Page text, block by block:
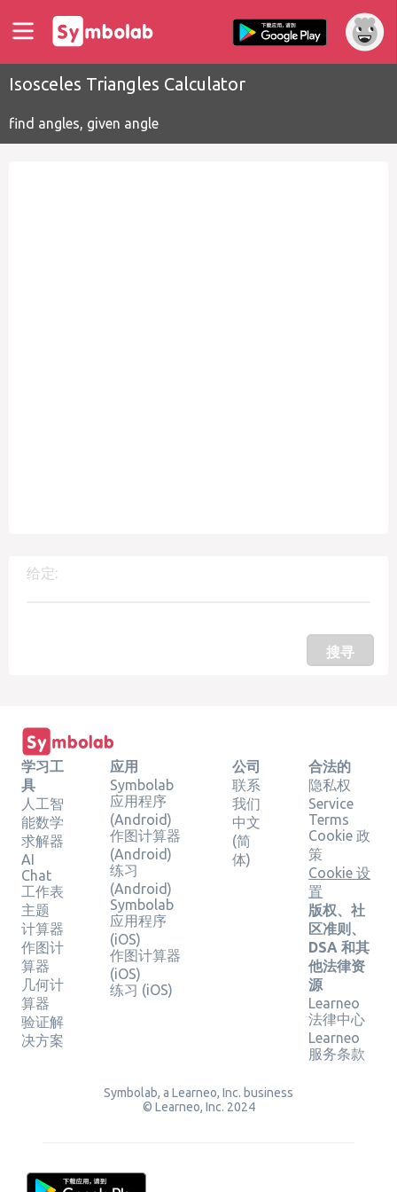
Isosceles Triangles Calculator
find angles, given angle
给定:
搜寻
学习工
具
人工智
能数学
求解器
AI
Chat
工作表
主题
计算器
作图计
算器
几何计
算器
验证解
决方案
应用
Symbolab
应用程序
(Android)
作图计算器
(Android)
练习
(Android)
Symbolab
应用程序
(iOS)
作图计算器
(iOS)
练习 (iOS)
公司
联系
我们
中文
(简
体)
合法的
隐私权
Service
Terms
Cookie 政
策
Cookie 设
置
版权、社
区准则、
DSA 和其
他法律资
源
Learneo
法律中心
Learneo
服务条款
Symbolab, a Learneo, Inc. business
© Learneo, Inc. 2024